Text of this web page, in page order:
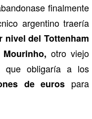
finalmente
argentino traería
nivel del Tottenham
otro viejo
que obligaría a los
de euros para